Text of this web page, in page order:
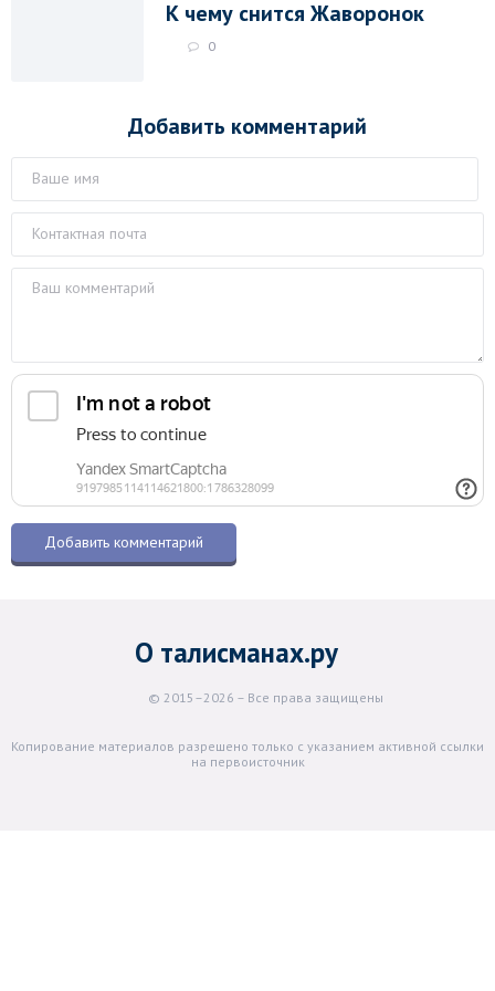
К чему снится Жаворонок
0
Добавить комментарий
О талисманах.ру
© 2015–2026 – Все права защищены
Копирование материалов разрешено только с указанием активной ссылки
на первоисточник